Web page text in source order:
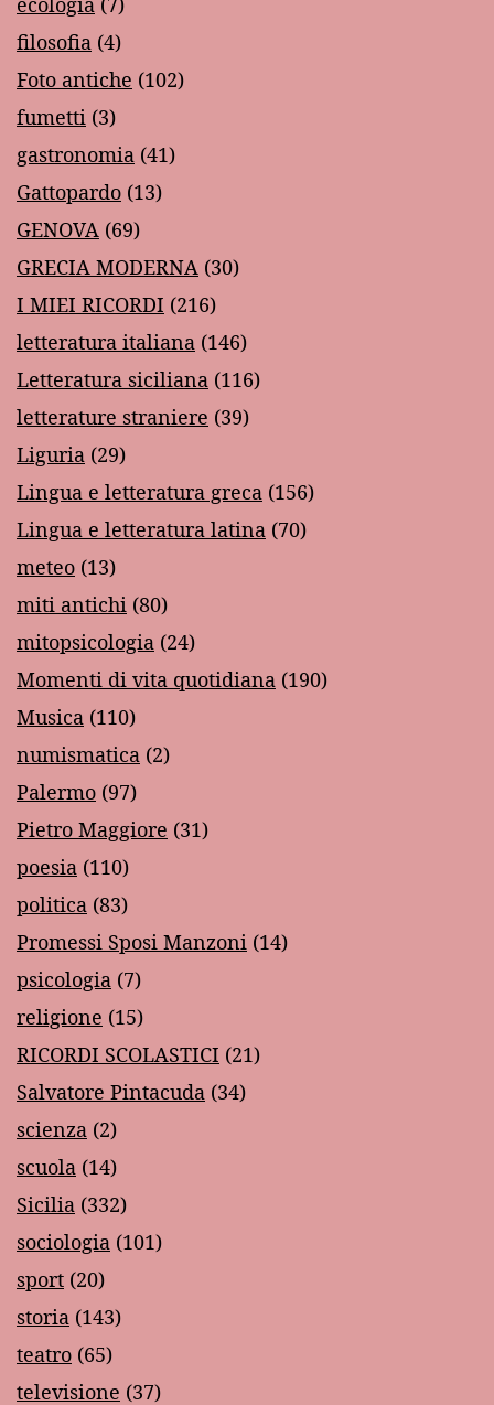
filosofia (4)
Foto antiche (102)
fumetti (3)
gastronomia (41)
Gattopardo (13)
GENOVA (69)
GRECIA MODERNA (30)
I MIEI RICORDI (216)
letteratura italiana (146)
Letteratura siciliana (116)
letterature straniere (39)
Liguria (29)
Lingua e letteratura greca (156)
Lingua e letteratura latina (70)
meteo (13)
miti antichi (80)
mitopsicologia (24)
Momenti di vita quotidiana (190)
Musica (110)
numismatica (2)
Palermo (97)
Pietro Maggiore (31)
poesia (110)
politica (83)
Promessi Sposi Manzoni (14)
psicologia (7)
religione (15)
RICORDI SCOLASTICI (21)
Salvatore Pintacuda (34)
scienza (2)
scuola (14)
Sicilia (332)
sociologia (101)
sport (20)
storia (143)
teatro (65)
televisione (37)